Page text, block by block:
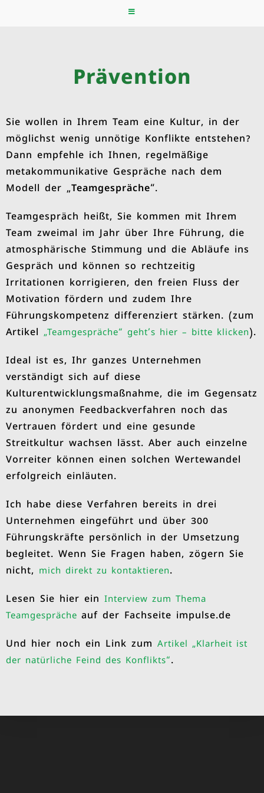
Prävention
Sie wollen in Ihrem Team eine Kultur, in der
möglichst wenig unnötige Konflikte entstehen?
Dann empfehle ich Ihnen, regelmäßige
metakommunikative Gespräche nach dem
Modell der „Teamgespräche“.
Teamgespräch heißt, Sie kommen mit Ihrem
Team zweimal im Jahr über Ihre Führung, die
atmosphärische Stimmung und die Abläufe ins
Gespräch und können so rechtzeitig
Irritationen korrigieren, den freien Fluss der
Motivation fördern und zudem Ihre
Führungskompetenz differenziert stärken. (zum
Artikel „Teamgespräche“ geht’s hier – bitte klicken).
Ideal ist es, Ihr ganzes Unternehmen
verständigt sich auf diese
Kulturentwicklungsmaßnahme, die im Gegensatz
zu anonymen Feedbackverfahren noch das
Vertrauen fördert und eine gesunde
Streitkultur wachsen lässt. Aber auch einzelne
Vorreiter können einen solchen Wertewandel
erfolgreich einläuten.
Ich habe diese Verfahren bereits in drei
Unternehmen eingeführt und über 300
Führungskräfte persönlich in der Umsetzung
begleitet. Wenn Sie Fragen haben, zögern Sie
nicht, mich direkt zu kontaktieren.
Lesen Sie hier ein Interview zum Thema
Teamgespräche auf der Fachseite impulse.de
Und hier noch ein Link zum Artikel „Klarheit ist
der natürliche Feind des Konflikts“.